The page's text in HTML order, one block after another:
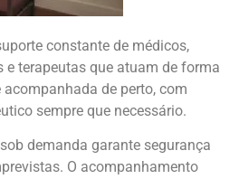
constante de médicos,
e terapeutas que atuam de forma
de perto, com
sempre que necessário.
demanda garante segurança
O acompanhamento